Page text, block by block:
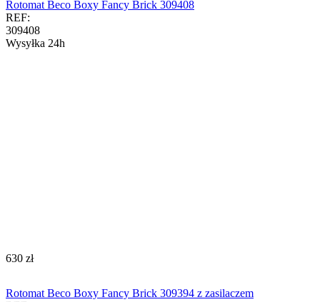
Rotomat Beco Boxy Fancy Brick 309408
REF:
309408
Wysyłka 24h
‍630‍ zł
Rotomat Beco Boxy Fancy Brick 309394 z zasilaczem